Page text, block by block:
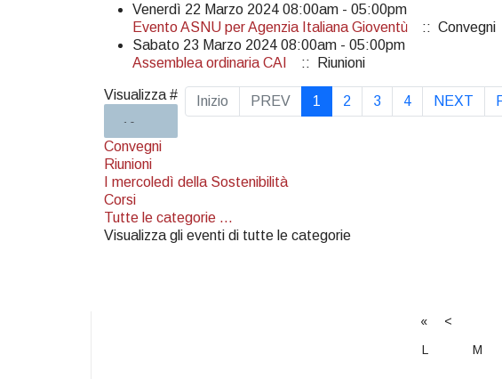
Venerdì 22 Marzo 2024 08:00am - 05:00pm
Evento ASNU per Agenzia Italiana Gioventù
:: Convegni
Sabato 23 Marzo 2024 08:00am - 05:00pm
Assemblea ordinaria CAI
:: Riunioni
Pagination List Limit
Visualizza # Inizio PREV 1 2 3 4 NEXT
Convegni
Riunioni
I mercoledì della Sostenibilità
Corsi
Tutte le categorie ...
Visualizza gli eventi di tutte le categorie
« <
L
M